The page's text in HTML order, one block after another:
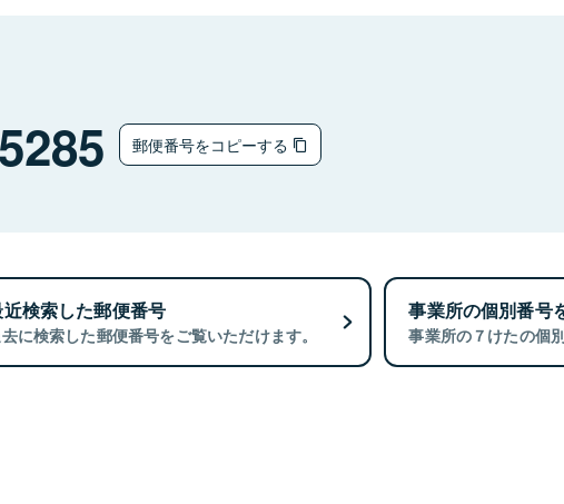
郵便番号をコピーする
検索した郵便番号
に検索した郵便番号をご覧いただけます。
事業所の個別番号
事業所の７けたの個